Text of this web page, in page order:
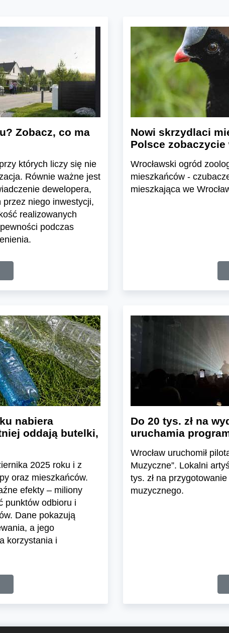
Zobacz, co ma
których liczy się nie
Równie ważne jest
dewelopera,
niego inwestycji,
realizowanych
podczas
Nowi skrzydlaci
Polsce zobaczycie
Wrocławski ogród
mieszkańców -
mieszkająca we
nabiera
oddają butelki,
2025 roku i z
oraz mieszkańców.
efekty – miliony
punktów odbioru i
Dane pokazują
a jego
korzystania i
Do 20 tys. zł na
uruchamia
Wrocław uruchomił
Muzyczne”. Lokalni
tys. zł na
muzycznego.